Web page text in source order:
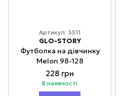
Артикул: 3511
GLO-STORY
Футболка на дівчинку
Melon 98-128
228 грн
В наявності